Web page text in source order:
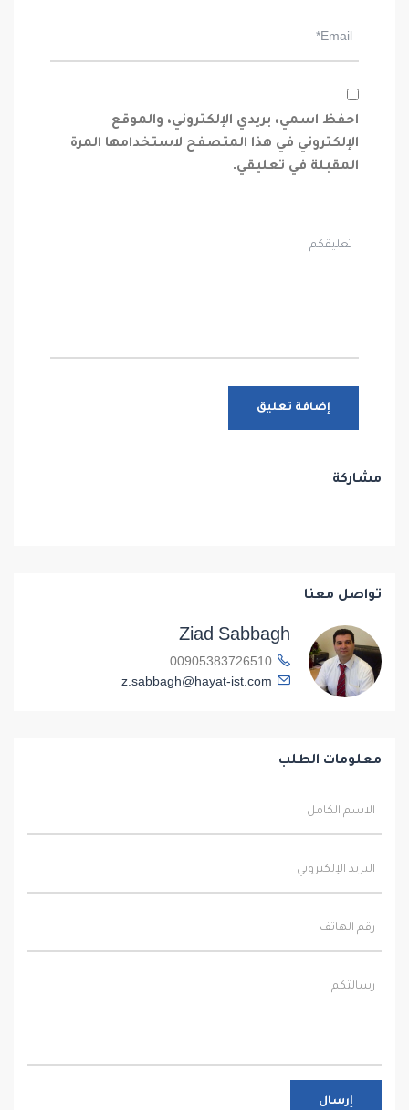
احفظ اسمي، بريدي الإلكتروني، والموقع
الإلكتروني في هذا المتصفح لاستخدامها المرة
المقبلة في تعليقي.
مشاركة
تواصل معنا
Ziad Sabbagh
z.sabbagh@hayat-ist.com
معلومات الطلب
إرسال